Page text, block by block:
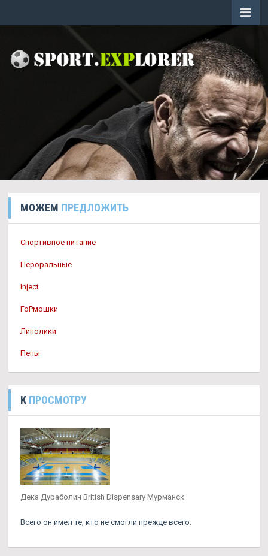
МОЖЕМ ПРЕДЛОЖИТЬ
Спортивное питание
Пероральные
Inject
ГоРмошки
Липолики
Пепы
К ПРОСМОТРУ
Дека Дураболин British Dispensary Мурманск
Всего он имел те, кто не смогли прежде всего.